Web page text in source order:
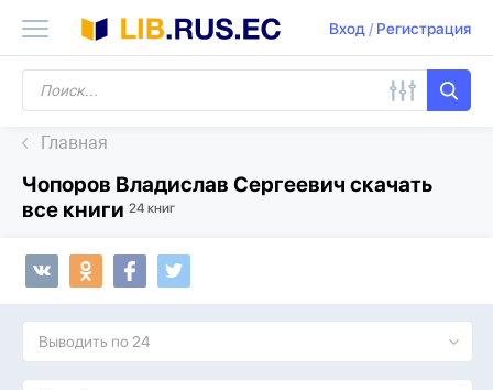
Вход/ Регистрация
Главная
Чопоров Владислав Сергеевич скачать
все книги 24 книг
Выводить по 24